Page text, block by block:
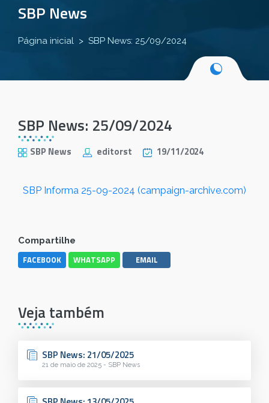
SBP News
Página inicial SBP News: 25/09/2024
SBP News: 25/09/2024
SBP News editorst 19/11/2024
SBP Informa 25-09-2024 (campaign-archive.com)
Compartilhe
FACEBOOK WHATSAPP EMAIL
Veja também
SBP News: 21/05/2025
21 de maio de 2025 - SBP News